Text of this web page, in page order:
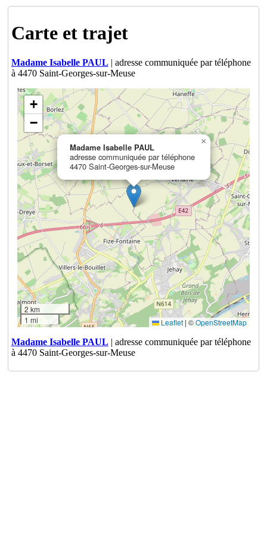
Carte et trajet
Madame Isabelle PAUL | adresse communiquée par téléphone
à 4470 Saint-Georges-sur-Meuse
Madame Isabelle PAUL
adresse communiquée par téléphone
4470 Saint-Georges-sur-Meuse
×
+
−
2 km
1 mi
Leaflet | ©OpenStreetMap
Madame Isabelle PAUL | adresse communiquée par téléphone
à 4470 Saint-Georges-sur-Meuse